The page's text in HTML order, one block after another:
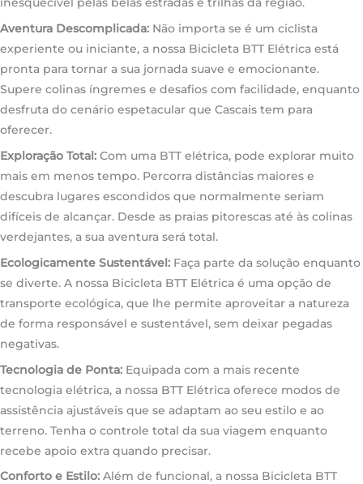
inesquecível pelas belas estradas e trilhas da região.
Aventura Descomplicada: Não importa se é um ciclista
experiente ou iniciante, a nossa Bicicleta BTT Elétrica está
pronta para tornar a sua jornada suave e emocionante.
Supere colinas íngremes e desafios com facilidade, enquanto
desfruta do cenário espetacular que Cascais tem para
oferecer.
Exploração Total: Com uma BTT elétrica, pode explorar muito
mais em menos tempo. Percorra distâncias maiores e
descubra lugares escondidos que normalmente seriam
difíceis de alcançar. Desde as praias pitorescas até às colinas
verdejantes, a sua aventura será total.
Ecologicamente Sustentável: Faça parte da solução enquanto
se diverte. A nossa Bicicleta BTT Elétrica é uma opção de
transporte ecológica, que lhe permite aproveitar a natureza
de forma responsável e sustentável, sem deixar pegadas
negativas.
Tecnologia de Ponta: Equipada com a mais recente
tecnologia elétrica, a nossa BTT Elétrica oferece modos de
assistência ajustáveis que se adaptam ao seu estilo e ao
terreno. Tenha o controle total da sua viagem enquanto
recebe apoio extra quando precisar.
Conforto e Estilo: Além de funcional, a nossa Bicicleta BTT